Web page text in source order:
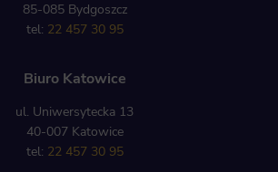
85-085 Bydgoszcz
tel: 22 457 30 95
Biuro Katowice
ul. Uniwersytecka 13
40-007 Katowice
tel: 22 457 30 95